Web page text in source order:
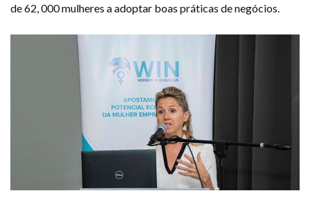
de 62, 000 mulheres a adoptar boas práticas de negócios.